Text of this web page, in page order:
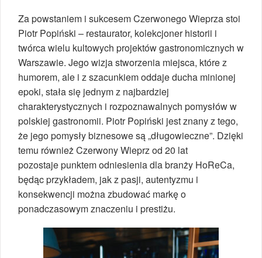
Za powstaniem i sukcesem Czerwonego Wieprza stoi
Piotr Popiński – restaurator, kolekcjoner historii i
twórca wielu kultowych projektów gastronomicznych w
Warszawie. Jego wizja stworzenia miejsca, które z
humorem, ale i z szacunkiem oddaje ducha minionej
epoki, stała się jednym z najbardziej
charakterystycznych i rozpoznawalnych pomysłów w
polskiej gastronomii. Piotr Popiński jest znany z tego,
że jego pomysły biznesowe są „długowieczne”. Dzięki
temu również Czerwony Wieprz od 20 lat
pozostaje punktem odniesienia dla branży HoReCa,
będąc przykładem, jak z pasji, autentyzmu i
konsekwencji można zbudować markę o
ponadczasowym znaczeniu i prestiżu.